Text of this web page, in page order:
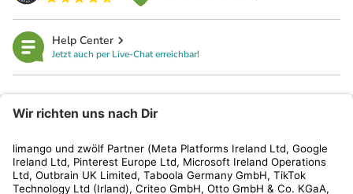
Help Center
Jetzt auch per Live-Chat erreichbar!
Kundenservice